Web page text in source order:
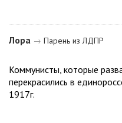
Лора → Парень из ЛДПР
Коммунисты, которые
перекрасились в
1917г.